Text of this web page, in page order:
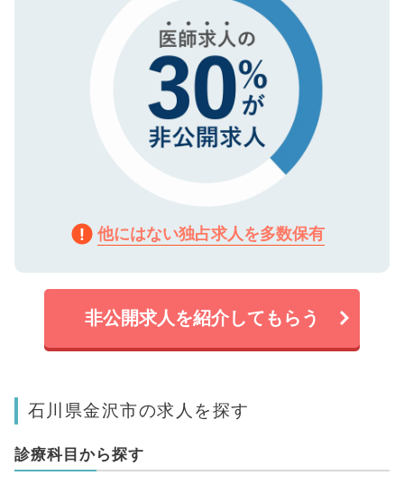
他にはない独占求人を多数保有
非公開求人を紹介してもらう
石川県金沢市の求人を探す
診療科目から探す